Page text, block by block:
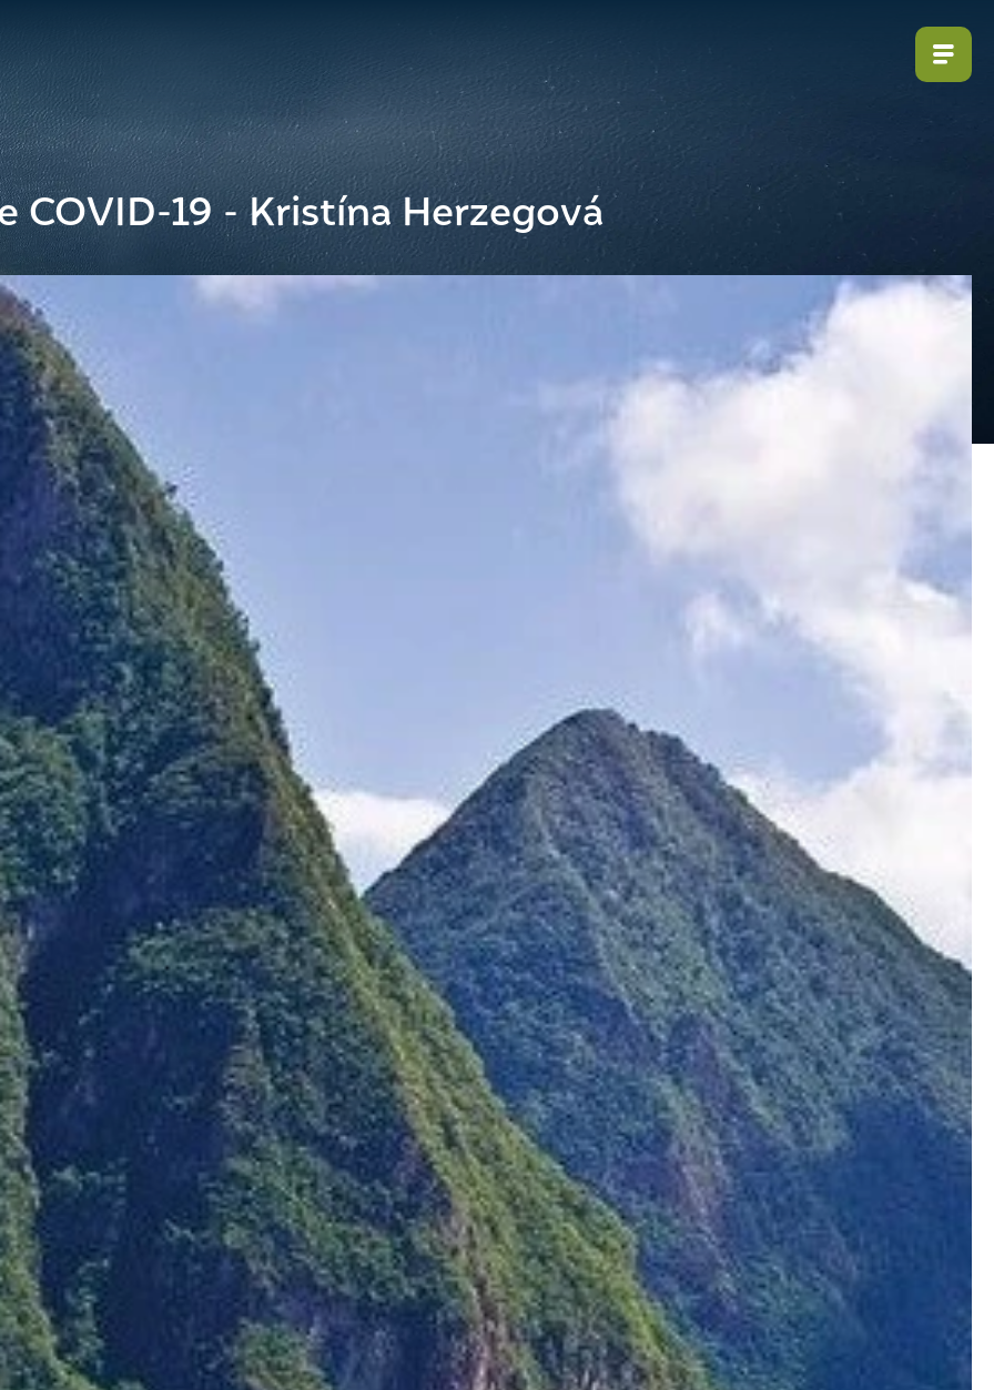
COVID-19 - Kristína Herzegová